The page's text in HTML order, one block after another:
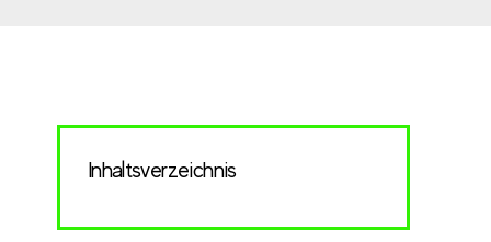
Inhaltsverzeichnis